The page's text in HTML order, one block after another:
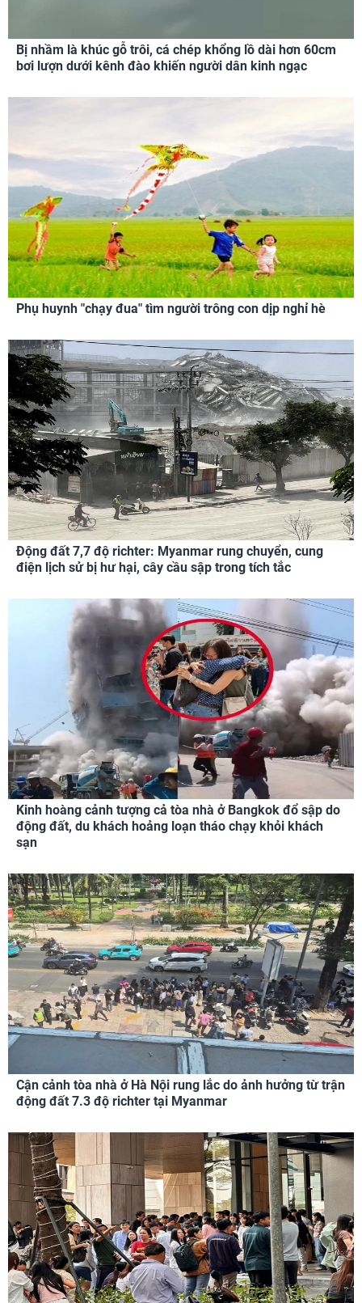
Bị nhầm là khúc gỗ trôi, cá chép khổng lồ dài hơn 60cm
bơi lượn dưới kênh đào khiến người dân kinh ngạc
Phụ huynh "chạy đua" tìm người trông con dịp nghỉ hè
Động đất 7,7 độ richter: Myanmar rung chuyển, cung
điện lịch sử bị hư hại, cây cầu sập trong tích tắc
Kinh hoàng cảnh tượng cả tòa nhà ở Bangkok đổ sập do
động đất, du khách hoảng loạn tháo chạy khỏi khách
sạn
Cận cảnh tòa nhà ở Hà Nội rung lắc do ảnh hưởng từ trận
động đất 7.3 độ richter tại Myanmar